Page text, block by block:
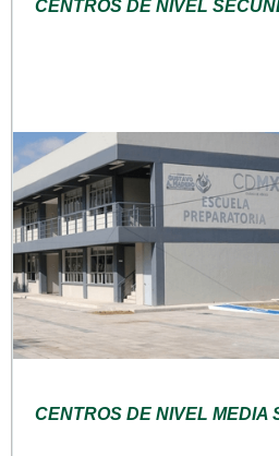
CENTROS DE NIVEL
CENTROS DE NIVEL MEDIA